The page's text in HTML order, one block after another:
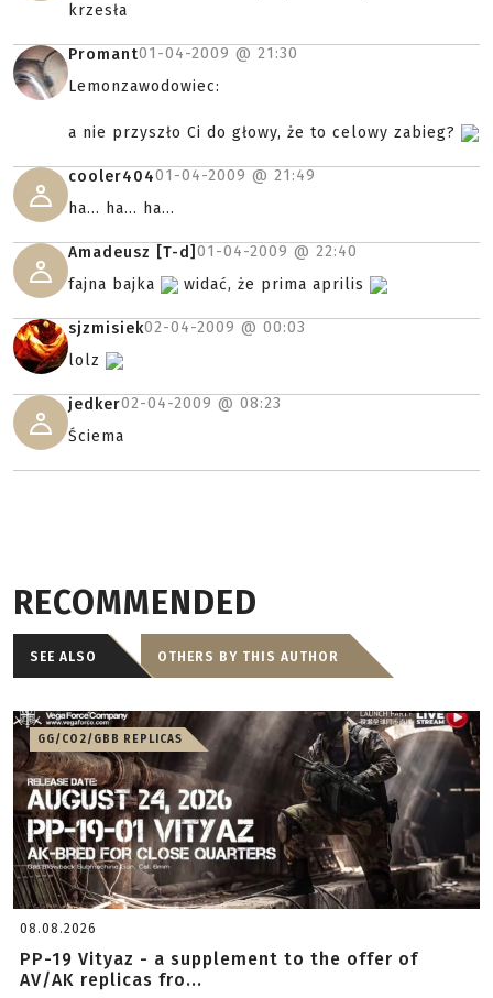
krzesła
Promant01-04-2009 @ 21:30
Lemonzawodowiec:
a nie przyszło Ci do głowy, że to celowy zabieg?
cooler40401-04-2009 @ 21:49
ha... ha... ha...
Amadeusz [T-d] 01-04-2009 @ 22:40
fajna bajka
widać, że prima aprilis
sjzmisiek02-04-2009 @ 00:03
lolz
jedker02-04-2009 @ 08:23
Ściema
RECOMMENDED
SEE ALSO OTHERS BY THIS AUTHOR
GG/CO2/GBB REPLICAS
08.08.2026
PP-19 Vityaz - a supplement to the offer of
AV/AK replicas fro...